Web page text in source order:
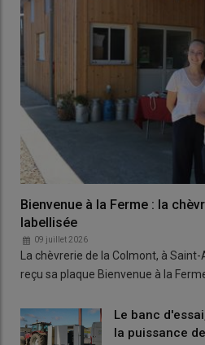
Bienvenue à la Ferme : la
labellisée
09 juillet 2026
La chèvrerie de la Colmont, à
reçu sa plaque Bienvenue à la
Le banc
la puissance